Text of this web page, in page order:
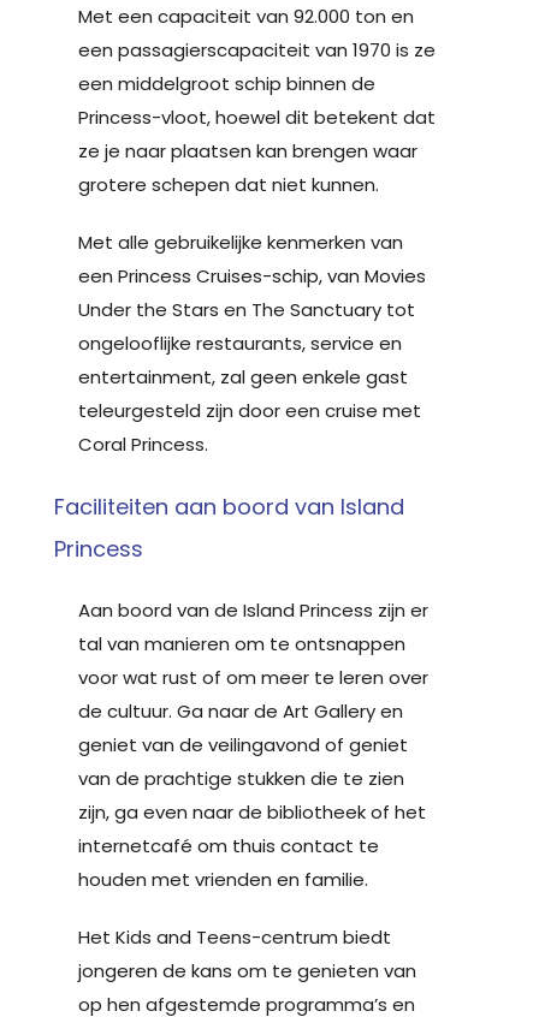
Met een capaciteit van 92.000 ton en
een passagierscapaciteit van 1970 is ze
een middelgroot schip binnen de
Princess-vloot, hoewel dit betekent dat
ze je naar plaatsen kan brengen waar
grotere schepen dat niet kunnen.
Met alle gebruikelijke kenmerken van
een Princess Cruises-schip, van Movies
Under the Stars en The Sanctuary tot
ongelooflijke restaurants, service en
entertainment, zal geen enkele gast
teleurgesteld zijn door een cruise met
Coral Princess.
Faciliteiten aan boord van Island
Princess
Aan boord van de Island Princess zijn er
tal van manieren om te ontsnappen
voor wat rust of om meer te leren over
de cultuur. Ga naar de Art Gallery en
geniet van de veilingavond of geniet
van de prachtige stukken die te zien
zijn, ga even naar de bibliotheek of het
internetcafé om thuis contact te
houden met vrienden en familie.
Het Kids and Teens-centrum biedt
jongeren de kans om te genieten van
op hen afgestemde programma’s en